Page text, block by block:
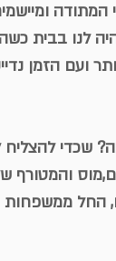
המתודה
לנו בבית
ועם הזמן
שכדי
והמטורף
ממשפחות